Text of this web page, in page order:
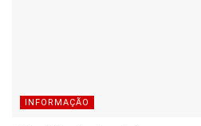
INFORMAÇÃO